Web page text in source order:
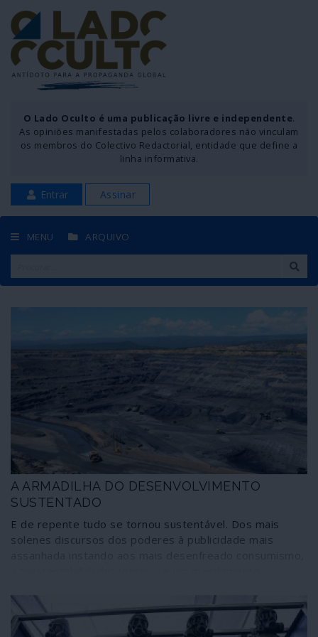
O Lado Oculto é uma publicação livre e independente.
As opiniões manifestadas pelos colaboradores não vinculam
os membros do Colectivo Redactorial, entidade que define a
linha informativa.
Entrar Assinar
MENU ARQUIVO
A ARMADILHA DO DESENVOLVIMENTO
SUSTENTADO
E de repente tudo se tornou sustentável. Dos mais
solenes discursos dos poderes à publicidade mais
saberão do que estão a falar. Em prol da
sustentabilidade faz-se uma mixórdia de conceitos onde
cabem a ecologia, o combate às mudanças climáticas, a